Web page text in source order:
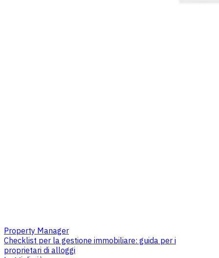
Property Manager
Checklist per la gestione immobiliare: guida per i
proprietari di alloggi